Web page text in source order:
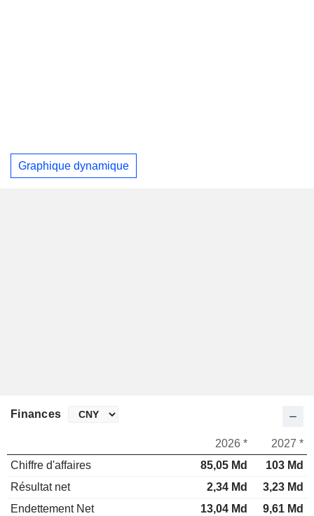
Graphique dynamique
Finances
2026 *
2027 *
Chiffre d'affaires
85,05 Md
103 Md
Résultat net
2,34 Md
3,23 Md
Endettement Net
13,04 Md 9,61 Md